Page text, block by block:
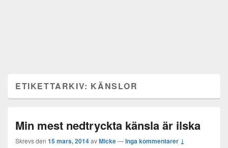
ETIKETTARKIV: KÄNSLOR
Min mest nedtryckta känsla är ilska
Skrevs den 15 mars, 2014avMicke—Inga kommentarer ↓